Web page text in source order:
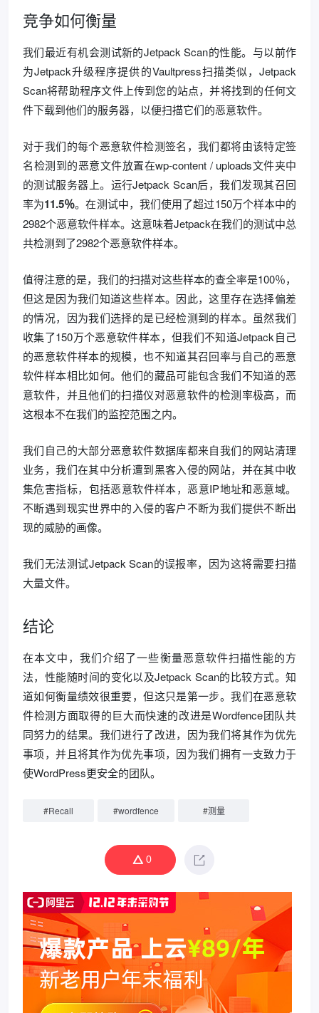
竞争如何衡量
我们最近有机会测试新的Jetpack Scan的性能。与以前作
为Jetpack升级程序提供的Vaultpress扫描类似，Jetpack
Scan将帮助程序文件上传到您的站点，并将找到的任何文
件下载到他们的服务器，以便扫描它们的恶意软件。
对于我们的每个恶意软件检测签名，我们都将由该特定签
名检测到的恶意文件放置在wp-content / uploads文件夹中
的测试服务器上。运行Jetpack Scan后，我们发现其召回
率为11.5％。在测试中，我们使用了超过150万个样本中的
2982个恶意软件样本。这意味着Jetpack在我们的测试中总
共检测到了2982个恶意软件样本。
值得注意的是，我们的扫描对这些样本的查全率是100％，
但这是因为我们知道这些样本。因此，这里存在选择偏差
的情况，因为我们选择的是已经检测到的样本。虽然我们
收集了150万个恶意软件样本，但我们不知道Jetpack自己
的恶意软件样本的规模，也不知道其召回率与自己的恶意
软件样本相比如何。他们的藏品可能包含我们不知道的恶
意软件，并且他们的扫描仪对恶意软件的检测率极高，而
这根本不在我们的监控范围之内。
我们自己的大部分恶意软件数据库都来自我们的网站清理
业务，我们在其中分析遭到黑客入侵的网站，并在其中收
集危害指标，包括恶意软件样本，恶意IP地址和恶意域。
不断遇到现实世界中的入侵的客户不断为我们提供不断出
现的威胁的画像。
我们无法测试Jetpack Scan的误报率，因为这将需要扫描
大量文件。
结论
在本文中，我们介绍了一些衡量恶意软件扫描性能的方
法，性能随时间的变化以及Jetpack Scan的比较方式。知
道如何衡量绩效很重要，但这只是第一步。我们在恶意软
件检测方面取得的巨大而快速的改进是Wordfence团队共
同努力的结果。我们进行了改进，因为我们将其作为优先
事项，并且将其作为优先事项，因为我们拥有一支致力于
使WordPress更安全的团队。
#Recall #wordfence #测量
0